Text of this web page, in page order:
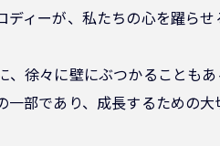
ィーが、私たちの心を躍ら
、徐々に壁にぶつかることも
部であり、成長するための